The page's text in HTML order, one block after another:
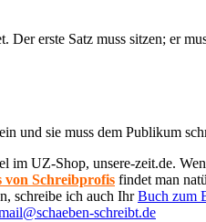
erste Satz muss sitzen; er
und sie muss dem Publikum
UZ-Shop, unsere-zeit.de.
von Schreibprofis findet man
schreibe ich auch IhrBuch zum
schreibt.de